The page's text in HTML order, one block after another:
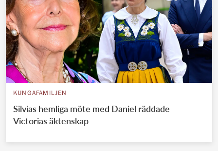
KUNGAFAMILJEN
Silvias hemliga möte med Daniel räddade
Victorias äktenskap